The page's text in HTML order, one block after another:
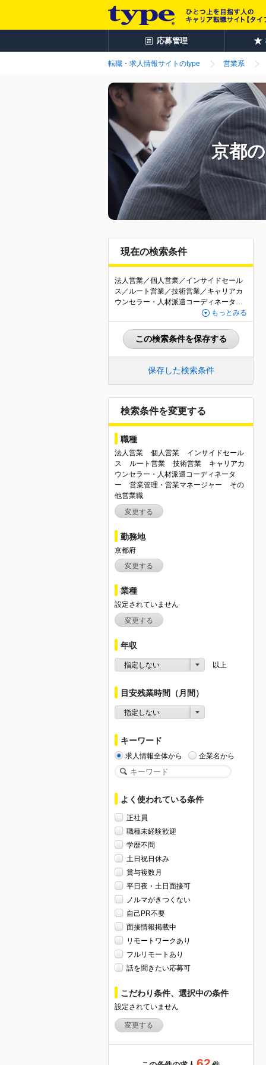
応募管理
転職・求人情報サイトのtype 営業系
京都
現在の検索条件
法人営業／個人営業／インサイドセール
ス／ルート営業／技術営業／キャリアカ
ウンセラー・人材派遣コーディネーター
／営業管理・営業マネージャー／その他
営業職／京都府
もっとみる
この検索条件を保存する
保存した検索条件
検索条件を変更する
職種
法人営業 個人営業
インサイドセール
ス
ルート営業 技術営業
キャリアカ
ウンセラー・人材派遣コーディネータ
ー
営業管理・営業マネージャー
その
他営業職
変更する
勤務地
京都府
変更する
業種
設定されていません
変更する
年収
指定しない 以上
目安残業時間（月間）
指定しない
キーワード
求人情報全体から 企業名から
よく使われている条件
正社員
職種未経験歓迎
学歴不問
土日祝日休み
賞与複数月
平日夜・土日面接可
ノルマがきつくない
自己PR不要
面接情報掲載中
リモートワークあり
フルリモートあり
話を聞きたい応募可
こだわり条件、選択中の条件
設定されていません
変更する